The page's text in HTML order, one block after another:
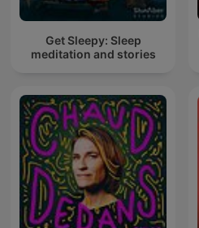
Get Sleepy: Sleep
meditation and stories